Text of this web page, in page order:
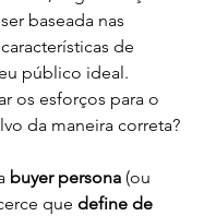
baseada nas
de
público ideal.
os esforços para o
da maneira correta?
buyer persona (ou
que define de